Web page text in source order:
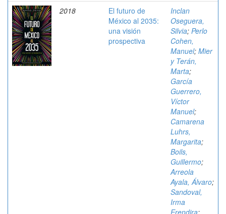
2018
El futuro de
México al 2035:
una visión
prospectiva
Inclan
Oseguera,
Silvia; Perlo
Cohen,
Manuel; Mier
y Terán,
Marta;
García
Guerrero,
Víctor
Manuel;
Camarena
Luhrs,
Margarita;
Boils,
Guillermo;
Arreola
Ayala, Álvaro;
Sandoval,
Irma
Erendira;